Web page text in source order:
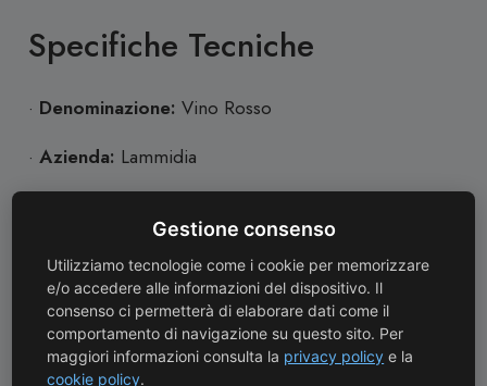
Specifiche Tecniche
· Denominazione: Vino Rosso
· Azienda: Lammidia
Annata:
2021
Vitigni:100% Pinot Noi
Alcol:11%
Gestione consenso
Utilizziamo tecnologie come i cookie per memorizzare
e/o accedere alle informazioni del dispositivo. Il
consenso ci permetterà di elaborare dati come il
comportamento di navigazione su questo sito. Per
maggiori informazioni consulta la privacy policy e la
cookie policy.